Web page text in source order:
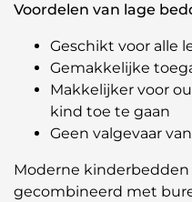
Voordelen van lage
Geschikt voor alle
Gemakkelijke
Makkelijker voor
kind toe te gaan
Geen valgevaar
Moderne
gecombineerd met